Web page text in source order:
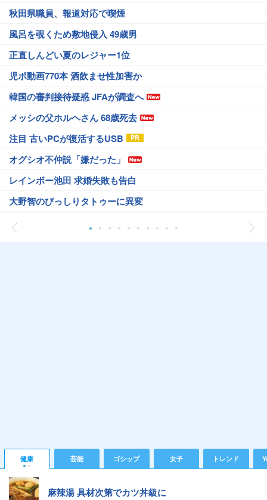
秋田県職員、報道対応で喫煙
風呂を覗くため敷地侵入 49歳男
正直しんどい夏のレジャー1位
児ポ動画770本 酒飲ませ性加害か
韓国の審判接待疑惑 JFAが調査へ
メッシの父ホルヘさん 68歳死去
注目 古いPCが復活するUSB
オグシオ不仲説「嫌だった」
レインボー池田 求婚失敗も告白
大野智のびっしりタトゥーに異変
健康 芸能 ゴシップ 女子 トレンド
麻辣湯 具材次第でカツ丼級に